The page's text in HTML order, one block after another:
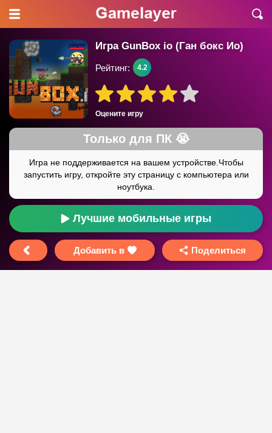
Игра GunBox io (Ган бокс Ио)
Оцените игру
Рейтинг: 4.2
Лучшие мобильные игры
Добавить в Поделиться